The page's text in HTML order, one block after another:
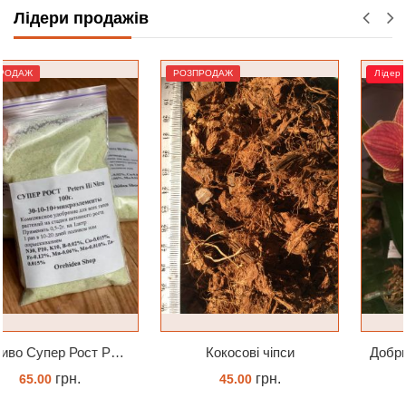
Лідери продажів
Кокосові чіпси Добриво Містер Цвіт Орхідея